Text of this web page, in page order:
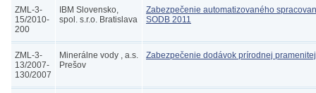
ZML-3-
15/2010-
200
IBM Slovensko,
spol. s.r.o. Bratislava
Zabezpečenie automatizovaného
SODB 2011
ZML-3-
13/2007-
130/2007
Minerálne vody , a.s.
Prešov
Zabezpečenie dodávok prírodnej